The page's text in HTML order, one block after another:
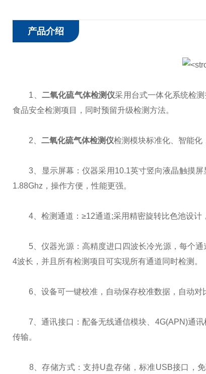
产品介绍
1、 二氧化硫气体检测仪采用台式一体化系统检
食品安全检测项目，同时预留升级检测方法。
2、 二氧化硫气体检测仪检测模块标准化、智能化
3、显示屏幕：仪器采用10.1英寸竖向液晶触摸屏
1.88Ghz，操作方便，性能更强。
4、检测通道：≥12通道;采用精密旋转比色池设计
5、仪器光源：高精度进口四波长冷光源，每个通
4波长，并且所有检测项目可实现所有通道同时检测。
6、设备可一键校准，自动保存校准数据，自动对
7、通讯接口：配备无线通信模块、4G(APN)通讯
传输。
8、存储方式：支持U盘存储，标准USB接口，免